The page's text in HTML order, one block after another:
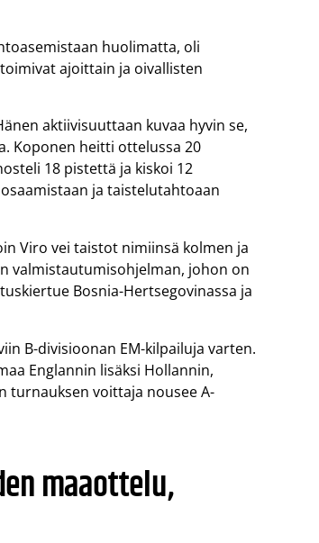
huolimatta, oli
ajoittain ja oivallisten
aktiivisuuttaan kuvaa hyvin se,
Koponen heitti ottelussa 20
18 pistettä ja kiskoi 12
ja taistelutahtoaan
Viro vei taistot nimiinsä kolmen ja
valmistautumisohjelman, johon on
Bosnia-Hertsegovinassa ja
B-divisioonan EM-kilpailuja varten.
Englannin lisäksi Hollannin,
turnauksen voittaja nousee A-
maaottelu,